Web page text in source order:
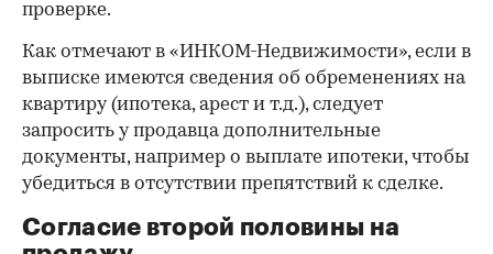
проверке.
Как отмечают в «ИНКОМ-Недвижимости», если в
выписке имеются сведения об обременениях на
квартиру (ипотека, арест и т.д.), следует
запросить у продавца дополнительные
документы, например о выплате ипотеки, чтобы
убедиться в отсутствии препятствий к сделке.
Согласие второй половины на